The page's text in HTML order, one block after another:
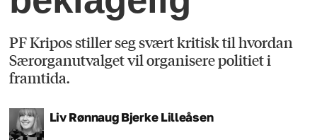
PF Kripos stiller seg svært kritisk til hvordan
Særorganutvalget vil organisere politiet i
framtida.
Liv Rønnaug Bjerke Lilleåsen